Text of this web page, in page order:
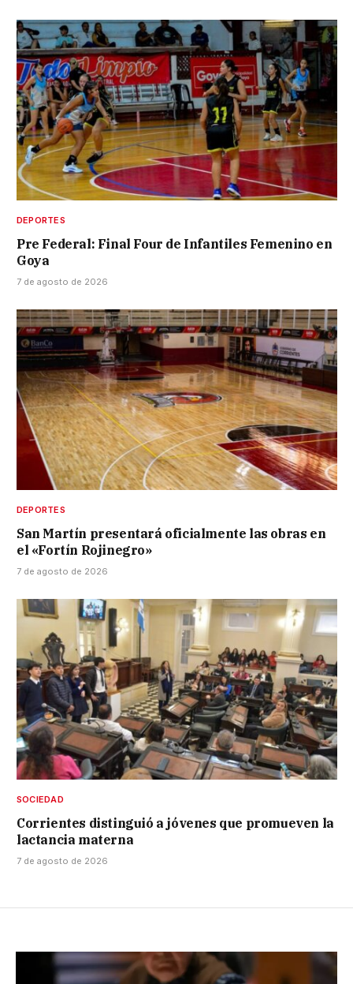
DEPORTES
Pre Federal: Final Four de Infantiles Femenino en
Goya
7 de agosto de 2026
DEPORTES
San Martín presentará oficialmente las obras en
el «Fortín Rojinegro»
7 de agosto de 2026
SOCIEDAD
Corrientes distinguió a jóvenes que promueven la
lactancia materna
7 de agosto de 2026